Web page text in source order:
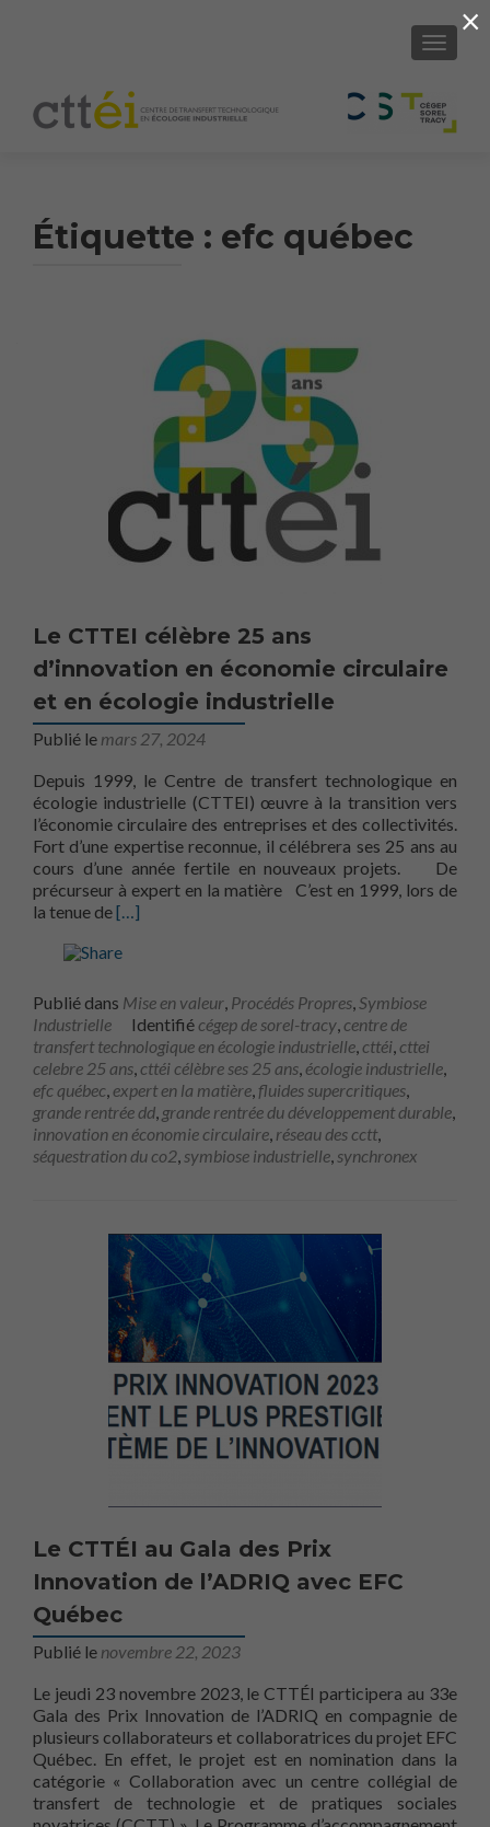
Étiquette : efc québec
Le CTTEI célèbre 25 ans
d’innovation en économie circulaire
et en écologie industrielle
Publié le mars 27, 2024
Depuis 1999, le Centre de transfert technologique en
écologie industrielle (CTTEI) œuvre à la transition vers
l’économie circulaire des entreprises et des collectivités.
Fort d’une expertise reconnue, il célébrera ses 25 ans au
cours d’une année fertile en nouveaux projets. De
précurseur à expert en la matière C’est en 1999, lors de
la tenue deEn savoir plus surLe CTTEI célèbre 25 ans
[…]
Publié dans Mise en valeur, Procédés Propres,Symbiose
Industrielle
Identifiécégep de sorel-tracy,centre de
transfert technologique en écologie industrielle,cttéi,cttei
celebre 25 ans,cttéi célèbre ses 25 ans,écologie industrielle,
efc québec,expert en la matière, fluides supercritiques,
grande rentrée dd, grande rentrée du développement durable,
innovation en économie circulaire, réseau des cctt,
séquestration du co2,symbiose industrielle,synchronex
Le CTTÉI au Gala des Prix
Innovation de l’ADRIQ avec EFC
Québec
Publié le novembre 22, 2023
Le jeudi 23 novembre 2023, le CTTÉI participera au 33e
Gala des Prix Innovation de l’ADRIQ en compagnie de
plusieurs collaborateurs et collaboratrices du projet EFC
Québec. En effet, le projet est en nomination dans la
catégorie « Collaboration avec un centre collégial de
transfert de technologie et de pratiques sociales
×